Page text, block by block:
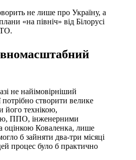
не лише про Україну, а
«на північ» від Білорусі
не найімовірніший
потрібно створити велике
його технікою,
ППО, інженерними
оцінкою Коваленка, лише
б зайняти два-три місяці
процес було б практично